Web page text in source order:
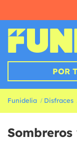
POR
Funidelia Disfraces